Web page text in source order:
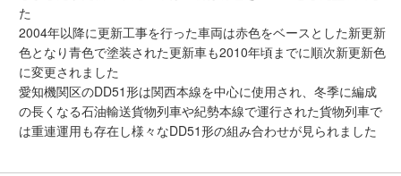
ログイン/マイページ
お気に入りリスト
た
2004年以降に更新工事を行った車両は赤色をベースとした新更新
色となり青色で塗装された更新車も2010年頃までに順次新更新色
に変更されました
愛知機関区のDD51形は関西本線を中心に使用され、冬季に編成
の長くなる石油輸送貨物列車や紀勢本線で運行された貨物列車で
は重連運用も存在し様々なDD51形の組み合わせが見られました